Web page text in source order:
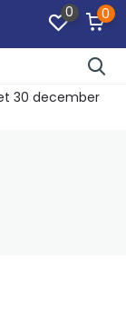
0 0
30 december